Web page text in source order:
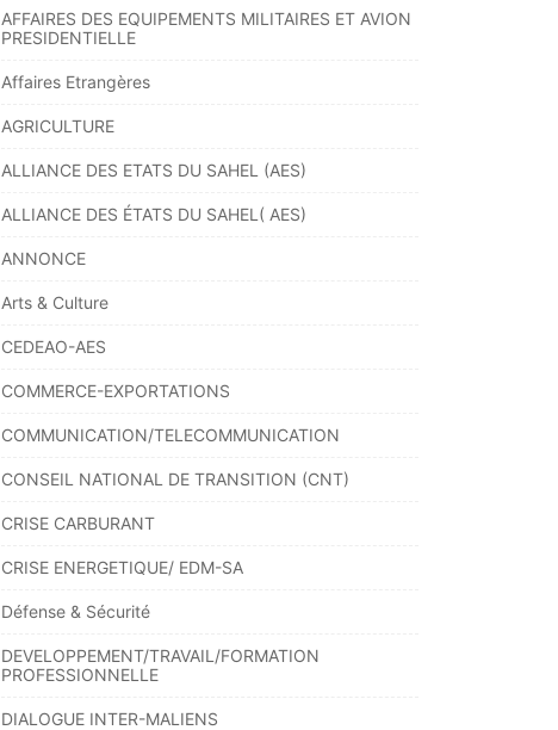
AFFAIRES DES EQUIPEMENTS MILITAIRES ET AVION
PRESIDENTIELLE
Affaires Etrangères
AGRICULTURE
ALLIANCE DES ETATS DU SAHEL (AES)
ALLIANCE DES ÉTATS DU SAHEL( AES)
ANNONCE
Arts & Culture
CEDEAO-AES
COMMERCE-EXPORTATIONS
COMMUNICATION/TELECOMMUNICATION
CONSEIL NATIONAL DE TRANSITION (CNT)
CRISE CARBURANT
CRISE ENERGETIQUE/ EDM-SA
Défense & Sécurité
DEVELOPPEMENT/TRAVAIL/FORMATION
PROFESSIONNELLE
DIALOGUE INTER-MALIENS